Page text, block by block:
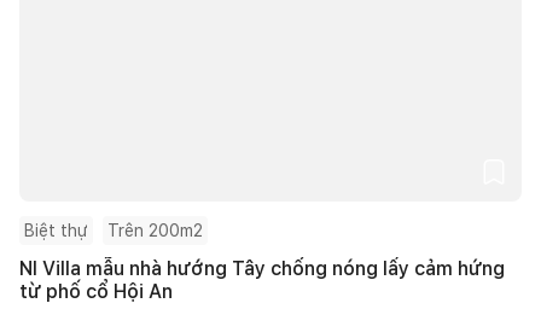
Biệt thự Trên 200m2
NI Villa mẫu nhà hướng Tây chống nóng lấy cảm hứng
từ phố cổ Hội An